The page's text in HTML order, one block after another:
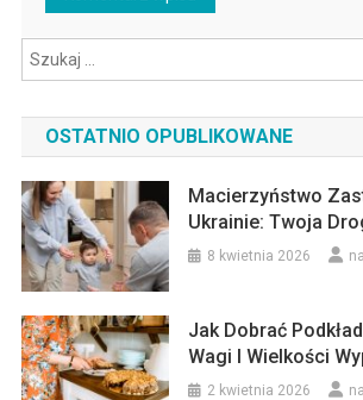
OSTATNIO OPUBLIKOWANE
Macierzyństwo
Ukrainie: Twoja
8 kwietnia 2026
Jak Dobrać
Wagi I Wielkości
2 kwietnia 2026